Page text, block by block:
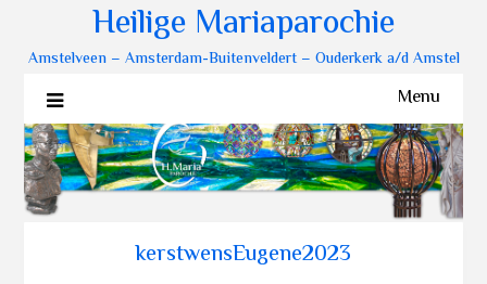
Heilige Mariaparochie
Amstelveen – Amsterdam-Buitenveldert – Ouderkerk a/d Amstel
Menu
kerstwensEugene2023